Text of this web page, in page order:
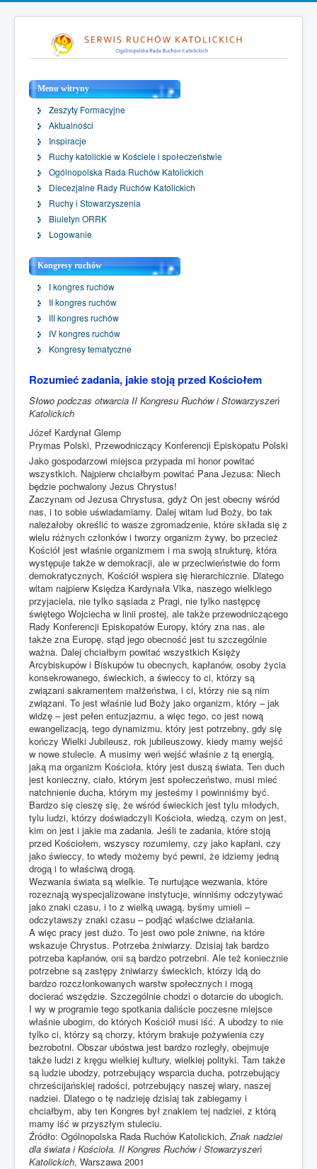
Menu witryny
Zeszyty Formacyjne
Aktualności
Inspiracje
Ruchy katolickie w Kościele i społeczeństwie
Ogólnopolska Rada Ruchów Katolickich
Diecezjalne Rady Ruchów Katolickich
Ruchy i Stowarzyszenia
Biuletyn ORRK
Logowanie
Kongresy ruchów
I kongres ruchów
II kongres ruchów
III kongres ruchów
IV kongres ruchów
Kongresy tematyczne
Rozumieć zadania, jakie stoją przed Kościołem
Słowo podczas otwarcia II Kongresu Ruchów i Stowarzyszeń
Katolickich
Józef Kardynał Glemp
Prymas Polski, Przewodniczący Konferencji Episkopatu Polski
Jako gospodarzowi miejsca przypada mi honor powitać
wszystkich. Najpierw chciałbym powitać Pana Jezusa: Niech
będzie pochwalony Jezus Chrystus!
Zaczynam od Jezusa Chrystusa, gdyż On jest obecny wśród
nas, i to sobie uświadamiamy. Dalej witam lud Boży, bo tak
należałoby określić to wasze zgromadzenie, które składa się z
wielu różnych członków i tworzy organizm żywy, bo przecież
Kościół jest właśnie organizmem i ma swoją strukturę, która
występuje także w demokracji, ale w przeciwieństwie do form
demokratycznych, Kościół wspiera się hierarchicznie. Dlatego
witam najpierw Księdza Kardynała Vlka, naszego wielkiego
przyjaciela, nie tylko sąsiada z Pragi, nie tylko następcę
świętego Wojciecha w linii prostej, ale także przewodniczącego
Rady Konferencji Episkopatów Europy, który zna nas, ale
także zna Europę, stąd jego obecność jest tu szczególnie
ważna. Dalej chciałbym powitać wszystkich Księży
Arcybiskupów i Biskupów tu obecnych, kapłanów, osoby życia
konsekrowanego, świeckich, a świeccy to ci, którzy są
związani sakramentem małżeństwa, i ci, którzy nie są nim
związani. To jest właśnie lud Boży jako organizm, który – jak
widzę – jest pełen entuzjazmu, a więc tego, co jest nową
ewangelizacją, tego dynamizmu, który jest potrzebny, gdy się
kończy Wielki Jubileusz, rok jubileuszowy, kiedy mamy wejść
w nowe stulecie. A musimy weń wejść właśnie z tą energią,
jaką ma organizm Kościoła, który jest duszą świata. Ten duch
jest konieczny, ciało, którym jest społeczeństwo, musi mieć
natchnienie ducha, którym my jesteśmy i powinniśmy być.
Bardzo się cieszę się, że wśród świeckich jest tylu młodych,
tylu ludzi, którzy doświadczyli Kościoła, wiedzą, czym on jest,
kim on jest i jakie ma zadania. Jeśli te zadania, które stoją
przed Kościołem, wszyscy rozumiemy, czy jako kapłani, czy
jako świeccy, to wtedy możemy być pewni, że idziemy jedną
drogą i to właściwą drogą.
Wezwania świata są wielkie. Te nurtujące wezwania, które
rozeznają wyspecjalizowane instytucje, winniśmy odczytywać
jako znaki czasu, i to z wielką uwagą, byśmy umieli –
odczytawszy znaki czasu – podjąć właściwe działania.
A więc pracy jest dużo. To jest owo pole żniwne, na które
wskazuje Chrystus. Potrzeba żniwiarzy. Dzisiaj tak bardzo
potrzeba kapłanów, oni są bardzo potrzebni. Ale też koniecznie
potrzebne są zastępy żniwiarzy świeckich, którzy idą do
bardzo rozczłonkowanych warstw społecznych i mogą
docierać wszędzie. Szczególnie chodzi o dotarcie do ubogich.
I wy w programie tego spotkania daliście poczesne miejsce
właśnie ubogim, do których Kościół musi iść. A ubodzy to nie
tylko ci, którzy są chorzy, którym brakuje pożywienia czy
bezrobotni. Obszar ubóstwa jest bardzo rozległy, obejmuje
także ludzi z kręgu wielkiej kultury, wielkiej polityki. Tam także
są ludzie ubodzy, potrzebujący wsparcia ducha, potrzebujący
chrześcijańskiej radości, potrzebujący naszej wiary, naszej
nadziei. Dlatego o tę nadzieję dzisiaj tak zabiegamy i
chciałbym, aby ten Kongres był znakiem tej nadziei, z którą
mamy iść w przyszłym stuleciu.
Źródło: Ogólnopolska Rada Ruchów Katolickich, Znak nadziei
dla świata i Kościoła. II Kongres Ruchów i Stowarzyszeń
Katolickich, Warszawa 2001